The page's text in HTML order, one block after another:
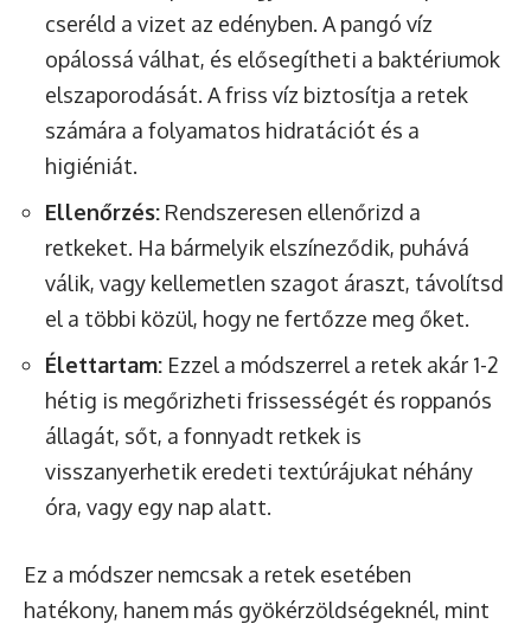
cseréld a vizet az edényben. A pangó víz
opálossá válhat, és elősegítheti a baktériumok
elszaporodását. A friss víz biztosítja a retek
számára a folyamatos hidratációt és a
higiéniát.
Ellenőrzés: Rendszeresen ellenőrizd a
retkeket. Ha bármelyik elszíneződik, puhává
válik, vagy kellemetlen szagot áraszt, távolítsd
el a többi közül, hogy ne fertőzze meg őket.
Élettartam: Ezzel a módszerrel a retek akár 1-2
hétig is megőrizheti frissességét és roppanós
állagát, sőt, a fonnyadt retkek is
visszanyerhetik eredeti textúrájukat néhány
óra, vagy egy nap alatt.
Ez a módszer nemcsak a retek esetében
hatékony, hanem más gyökérzöldségeknél, mint